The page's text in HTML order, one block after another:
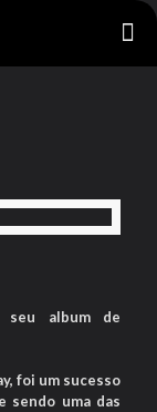
seu album de
foi um sucesso
sendo uma das